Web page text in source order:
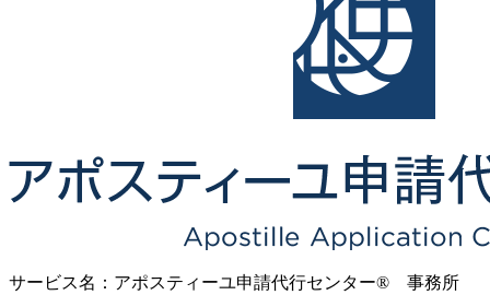
サービス名：アポスティーユ申請代行センター® 事務所